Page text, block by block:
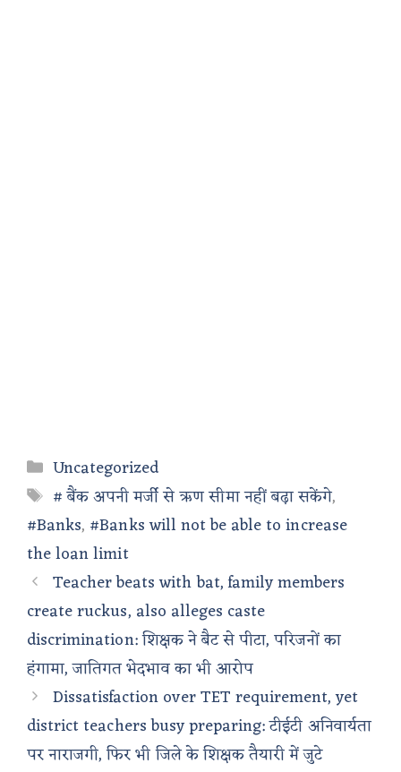
Categories
Uncategorized
Tags
# बैंक अपनी मर्जी से ऋण सीमा नहीं बढ़ा सकेंगे,
#Banks, #Banks will not be able to increase
the loan limit
Teacher beats with bat, family members
create ruckus, also alleges caste
discrimination: शिक्षक ने बैट से पीटा, परिजनों का
हंगामा, जातिगत भेदभाव का भी आरोप
Dissatisfaction over TET requirement, yet
district teachers busy preparing: टीईटी अनिवार्यता
पर नाराजगी, फिर भी जिले के शिक्षक तैयारी में जुटे